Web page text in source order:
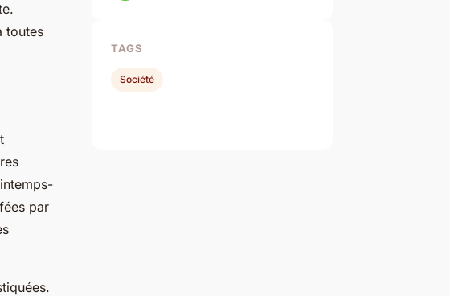
toutes
par
TAGS
Société